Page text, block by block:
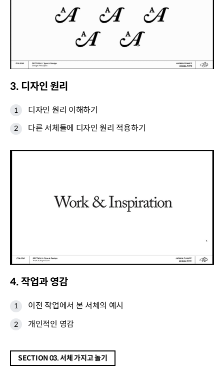
3. 디자인 원리
디자인 원리 이해하기
다른 서체들에 디자인 원리 적용하기
4. 작업과 영감
이전 작업에서 본 서체의 예시
개인적인 영감
SECTION 03. 서체 가지고 놀기